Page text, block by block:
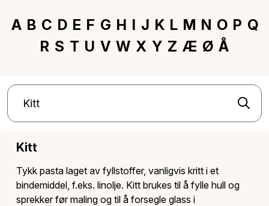
A B C D E F G H I J K L M N O P Q
R S T U V W X Y Z Æ Ø Å
Kitt
Tykk pasta laget av fyllstoffer, vanligvis kritt i et
bindemiddel, f.eks. linolje. Kitt brukes til å fylle hull og
sprekker før maling og til å forsegle glass i